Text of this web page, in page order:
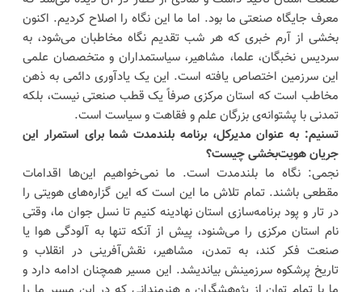
معرف جایگاه صنعتی ما بود. اما ما این نگاه را اصلاح کردیم. اکنون
بخشی از آرم خبری که هر شب تقدیم نگاه مخاطبان می‌شود، به
سردیس نخبگان، علما، مشاهیر، سیاستمداران و متخصصان علمی
این سرزمین اختصاص یافته است. این یک یادآوری دائمی به ذهن
مخاطب است که استان مرکزی صرفاً یک قطب صنعتی نیست، بلکه
تمدنی با پشتوانه‌ی بزرگان علم و فقاهت و سیاست است.
تسنیم: به عنوان مدیرکل، برنامه بلندمدت شما برای استمرار این
جریان هویت‌بخشی چیست؟
نجمی: نگاه ما بلندمدت است. ما نمی‌خواهیم این‌ها اقدامات
مقطعی باشند. تمام تلاش ما این است که این گزاره‌های هویتی را
در تار و پود برنامه‌سازی استان نهادینه کنیم تا نسل جوان ما، وقتی
نام استان مرکزی را می‌شنود، پیش از آنکه تنها به آلودگی هوا یا
صنعت فکر کند، به تمدن، مشاهیر، نقش‌آفرینی در انقلاب و
تاریخ پرشکوه سرزمینش بیاندیشد. این مسیر همچنان ادامه دارد و